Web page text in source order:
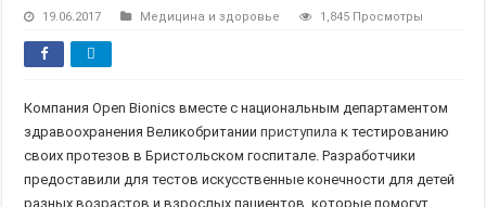
19.06.2017 Медицина и здоровье 1,845 Просмотры
Компания Open Bionics вместе с национальным департаментом
здравоохранения Великобританииприступила к тестированию
своих протезов в Бристольском госпитале. Разработчики
предоставили для тестов искусственные конечности для детей
разных возрастов и взрослых пациентов, которые помогут